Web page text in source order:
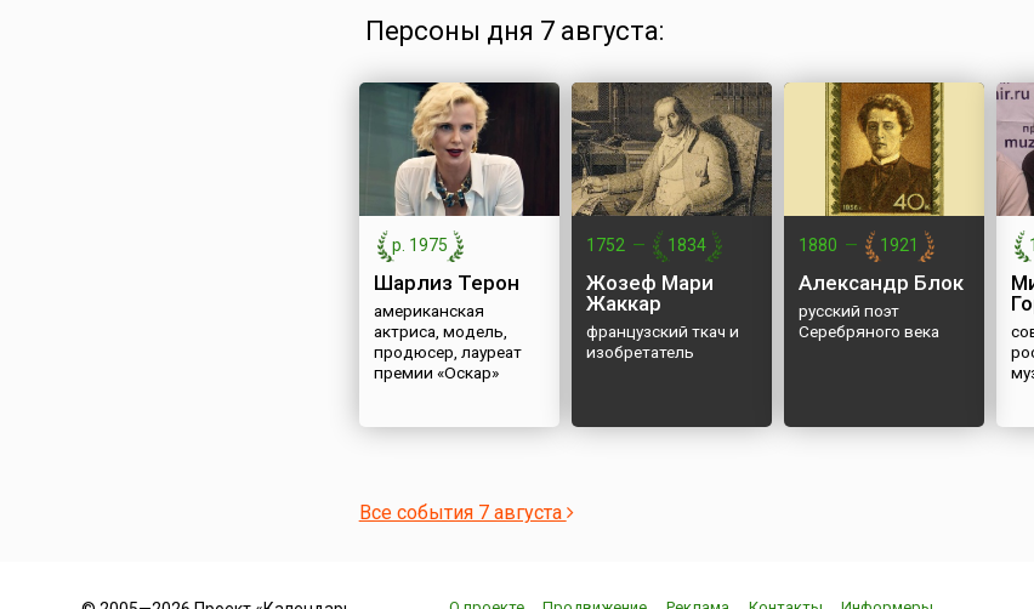
Персоны дня 7 августа:
р. 1975
Шарлиз Терон
американская
актриса, модель,
продюсер, лауреат
премии «Оскар»
1752 — 1834
Жозеф Мари
Жаккар
французский ткач и
изобретатель
1880 — 1921
Александр Блок
русский поэт
Серебряного века
Все события 7 августа